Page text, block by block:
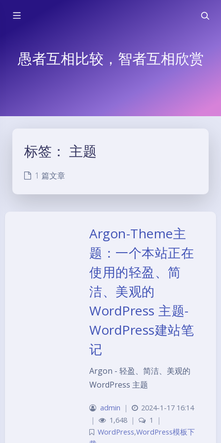
愚者互相比较，智者互相欣赏
标签： 主题
1 篇文章
Argon-Theme主
题：一个本站正在
使用的轻盈、简
洁、美观的
WordPress 主题-
WordPress建站笔
记
Argon - 轻盈、简洁、美观的
WordPress 主题
admin |
2024-1-17 16:14
|
1,648 | 1
|
WordPress,WordPress模板下